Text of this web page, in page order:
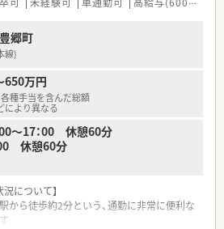
方を歓迎します。
の調剤薬局を展開しており、地域に深く根
チェーンです。
のため、風通しの良さと大手同様の手厚い福
おります。
宅医療を開始した実績があり、全店舗で高い
的な法人です。
として、腰を据えて長期にわたり活躍して
えています。
から600万円を想定しており、ご経験に応
郷町
線)
650万円
種手当を含んだ総額
により異なる
～17：00 休憩60分
00 休憩60分
について】
から徒歩約2分という、通勤に非常に便利な